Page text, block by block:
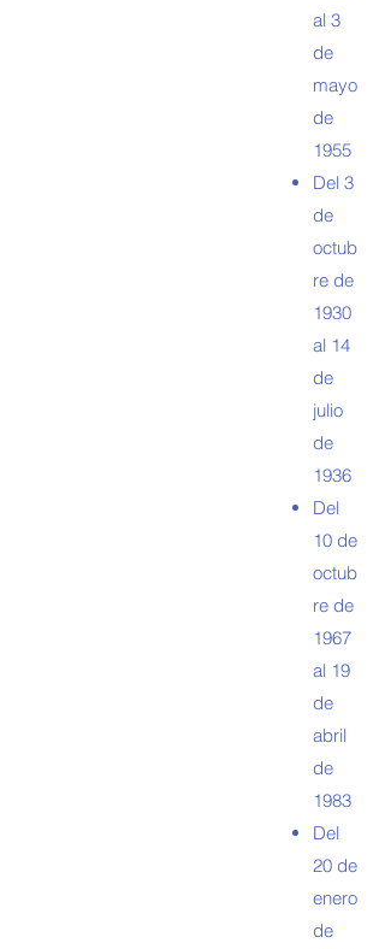
al 3
de
mayo
de
1955
Del 3
de
octub
re de
1930
al 14
de
julio
de
1936
Del
10 de
octub
re de
1967
al 19
de
abril
de
1983
Del
20 de
enero
de